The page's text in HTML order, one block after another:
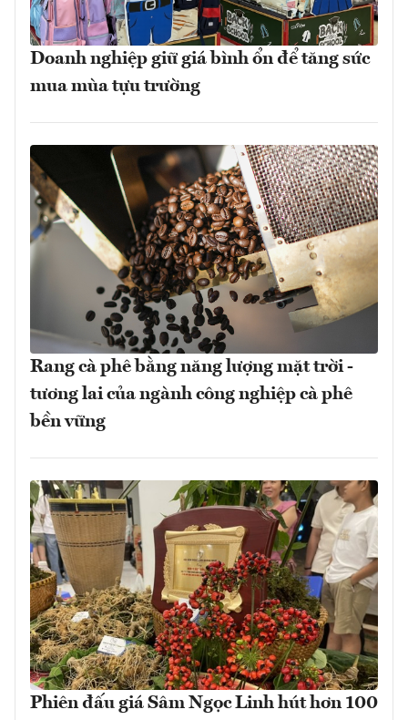
Doanh nghiệp giữ giá bình ổn để tăng sức
mua mùa tựu trường
Rang cà phê bằng năng lượng mặt trời -
tương lai của ngành công nghiệp cà phê
bền vững
Phiên đấu giá Sâm Ngọc Linh hút hơn 100